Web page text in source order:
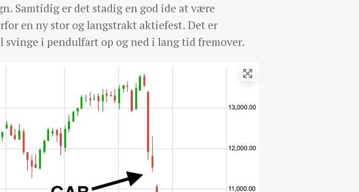
Samtidig er det stadig en god ide at være
en ny stor og langstrakt aktiefest. Det er
i pendulfart op og ned i lang tid fremover.